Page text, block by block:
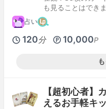
も見ることはできま
占い
120分 10,000P
【超初心者】
えるお手軽キ